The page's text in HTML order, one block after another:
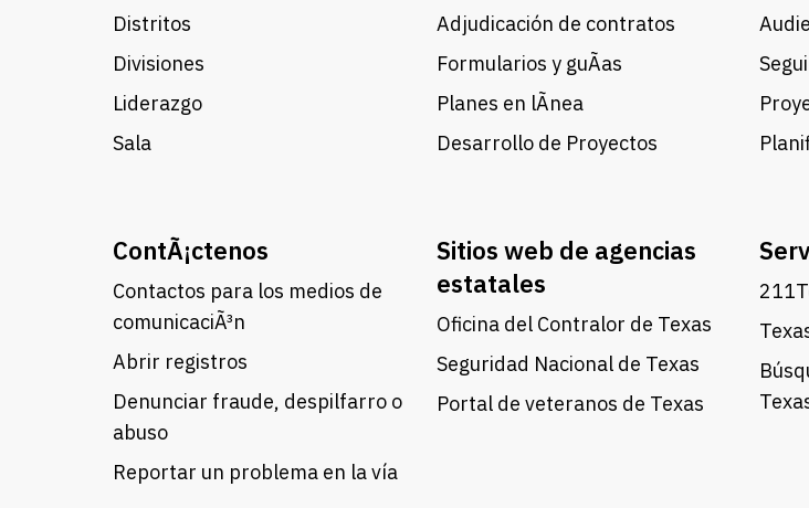
Distritos
Divisiones
Liderazgo
Sala
Adjudicación de contratos
Formularios y guÃ­as
Planes en lÃ­nea
Desarrollo de Proyectos
ContÃ¡ctenos
Contactos para los medios de
comunicaciÃ³n
Abrir registros
Denunciar fraude, despilfarro o
abuso
Reportar un problema en la vía
Sitios web de agencias
estatales
Oficina del Contralor de Texas
Seguridad Nacional de Texas
Portal de veteranos de Texas